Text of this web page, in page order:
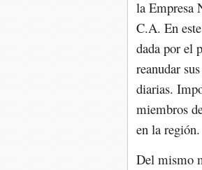
la Empresa
C.A. En
dada por el
reanudar
diarias.
miembros
en la región.
Del mismo